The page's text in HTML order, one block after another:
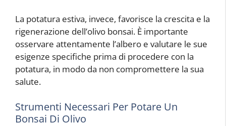
La potatura estiva, invece, favorisce la crescita e la
rigenerazione dell’olivo bonsai. È importante
osservare attentamente l’albero e valutare le sue
esigenze specifiche prima di procedere con la
potatura, in modo da non compromettere la sua
salute.
Strumenti Necessari Per Potare Un
Bonsai Di Olivo